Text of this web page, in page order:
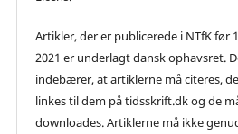
Artikler, der er publicerede i NTfK før
2021 er underlagt dansk ophavsret.
indebærer, at artiklerne må citeres,
linkes til dem på tidsskrift.dk og de
downloades. Artiklerne må ikke